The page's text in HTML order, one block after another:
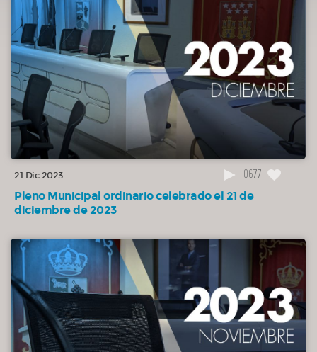
21 Dic 2023 10677
Pleno Municipal ordinario celebrado el 21 de
diciembre de 2023